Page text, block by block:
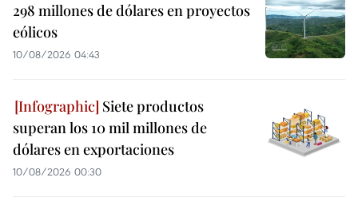
298 millones de dólares en proyectos
eólicos
10/08/2026 04:43
Siete productos
superan los 10 mil millones de
dólares en exportaciones
10/08/2026 00:30